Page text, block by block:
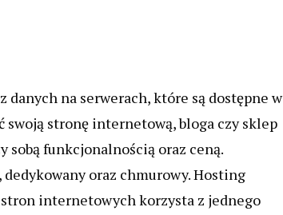
na serwerach, które są dostępne w
stronę internetową, bloga czy sklep
funkcjonalnością oraz ceną.
oraz chmurowy. Hosting
internetowych korzysta z jednego